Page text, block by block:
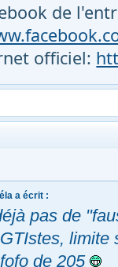
de
officiel:
a écrit :
pas de
de 205